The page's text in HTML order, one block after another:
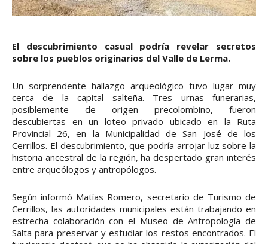
El descubrimiento casual podría revelar secretos
sobre los pueblos originarios del Valle de Lerma.
Un sorprendente hallazgo arqueológico tuvo lugar muy
cerca de la capital salteña. Tres urnas funerarias,
posiblemente de origen precolombino, fueron
descubiertas en un loteo privado ubicado en la Ruta
Provincial 26, en la Municipalidad de San José de los
Cerrillos. El descubrimiento, que podría arrojar luz sobre la
historia ancestral de la región, ha despertado gran interés
entre arqueólogos y antropólogos.
Según informó Matías Romero, secretario de Turismo de
Cerrillos, las autoridades municipales están trabajando en
estrecha colaboración con el Museo de Antropología de
Salta para preservar y estudiar los restos encontrados. El